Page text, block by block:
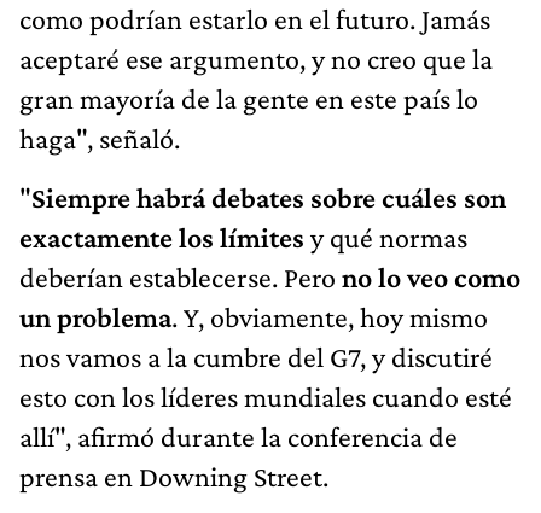
como podrían estarlo en el futuro. Jamás
aceptaré ese argumento, y no creo que la
gran mayoría de la gente en este país lo
haga", señaló.
"Siempre habrá debates sobre cuáles son
exactamente los límites y qué normas
deberían establecerse. Pero no lo veo como
un problema. Y, obviamente, hoy mismo
nos vamos a la cumbre del G7, y discutiré
esto con los líderes mundiales cuando esté
allí", afirmó durante la conferencia de
prensa en Downing Street.